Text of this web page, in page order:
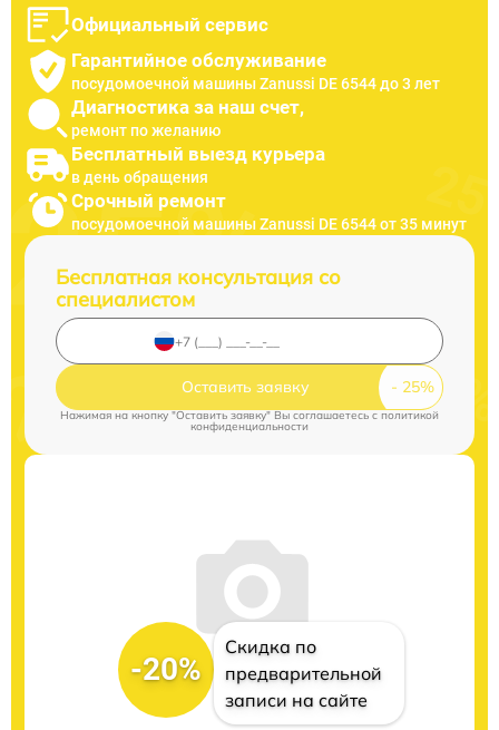
Официальный сервис
Гарантийное обслуживание
посудомоечной машины Zanussi DE 6544 до 3 лет
Диагностика за наш счет,
ремонт по желанию
Бесплатный выезд курьера
в день обращения
Срочный ремонт
посудомоечной машины Zanussi DE 6544 от 35 минут
Бесплатная консультация со
специалистом
Оставить заявку
Нажимая на кнопку "Оставить заявку" Вы соглашаетесь cполитикой
конфиденциальности
-20%
Скидка по
предварительной
записи на сайте